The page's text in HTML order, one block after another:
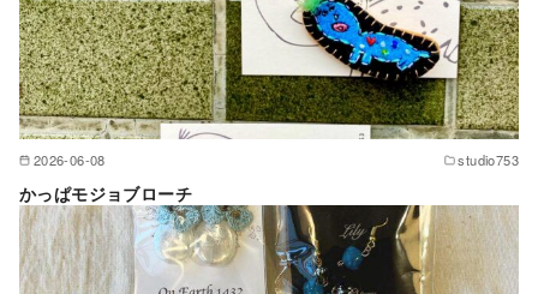
2026-06-08 studio753
かっぱモジョブローチ